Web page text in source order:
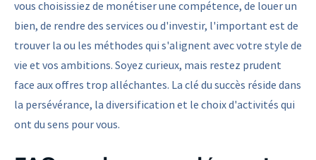
vous choisissiez de monétiser une compétence, de louer un
bien, de rendre des services ou d'investir, l'important est de
trouver la ou les méthodes qui s'alignent avec votre style de
vie et vos ambitions. Soyez curieux, mais restez prudent
face aux offres trop alléchantes. La clé du succès réside dans
la persévérance, la diversification et le choix d'activités qui
ont du sens pour vous.